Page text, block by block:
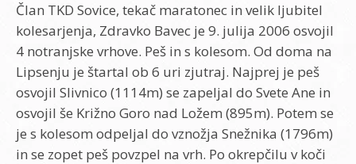
Član TKD Sovice, tekač maratonec in velik ljubitel
kolesarjenja, Zdravko Bavec je 9. julija 2006 osvojil
4 notranjske vrhove. Peš in s kolesom. Od doma na
Lipsenju je štartal ob 6 uri zjutraj. Najprej je peš
osvojil Slivnico (1114m) se zapeljal do Svete Ane in
osvojil še Križno Goro nad Ložem (895m). Potem se
je s kolesom odpeljal do vznožja Snežnika (1796m)
in se zopet peš povzpel na vrh. Po okrepčilu v koči